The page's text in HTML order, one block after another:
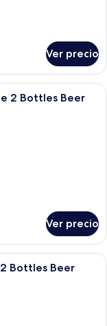
Ver precio
con un mural
2 Bottles Beer
Ver precio
de hotel con cama,
Bottles Beer